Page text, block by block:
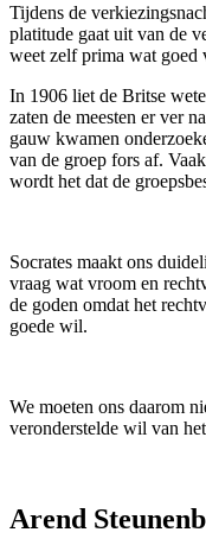
Tijdens de
platitude gaat uit van de
weet zelf prima wat goed
In 1906 liet de Britse
zaten de meesten er ver
gauw kwamen
van de groep fors af.
wordt het dat de
Socrates maakt ons
vraag wat vroom en
de goden omdat het
goede wil.
We moeten ons daarom
veronderstelde wil van
Arend